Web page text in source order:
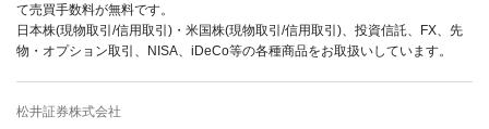
て売買手数料が無料です。
日本株(現物取引/信用取引)・米国株(現物取引/信用取引)、投資信託、FX、先
物・オプション取引、NISA、iDeCo等の各種商品をお取扱いしています。
松井証券株式会社